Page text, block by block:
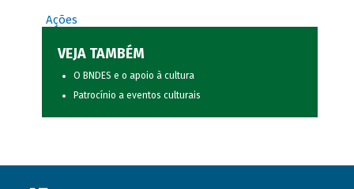
Ações
VEJA TAMBÉM
O BNDES e o apoio à cultura
Patrocínio a eventos culturais